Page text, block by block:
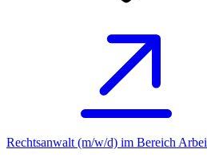
Rechtsanwalt (m/w/d) im Bereich